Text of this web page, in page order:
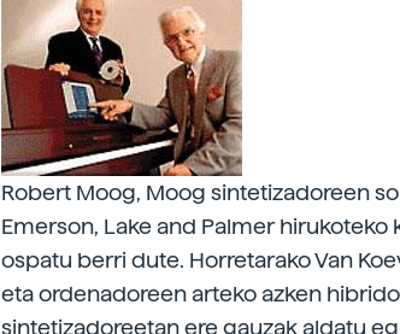
Robert Moog, Moog sintetizadoreen
Emerson, Lake and Palmer
ospatu berri dute. Horretarako Van
eta ordenadoreen arteko azken
sintetizadoreetan ere gauzak aldatu